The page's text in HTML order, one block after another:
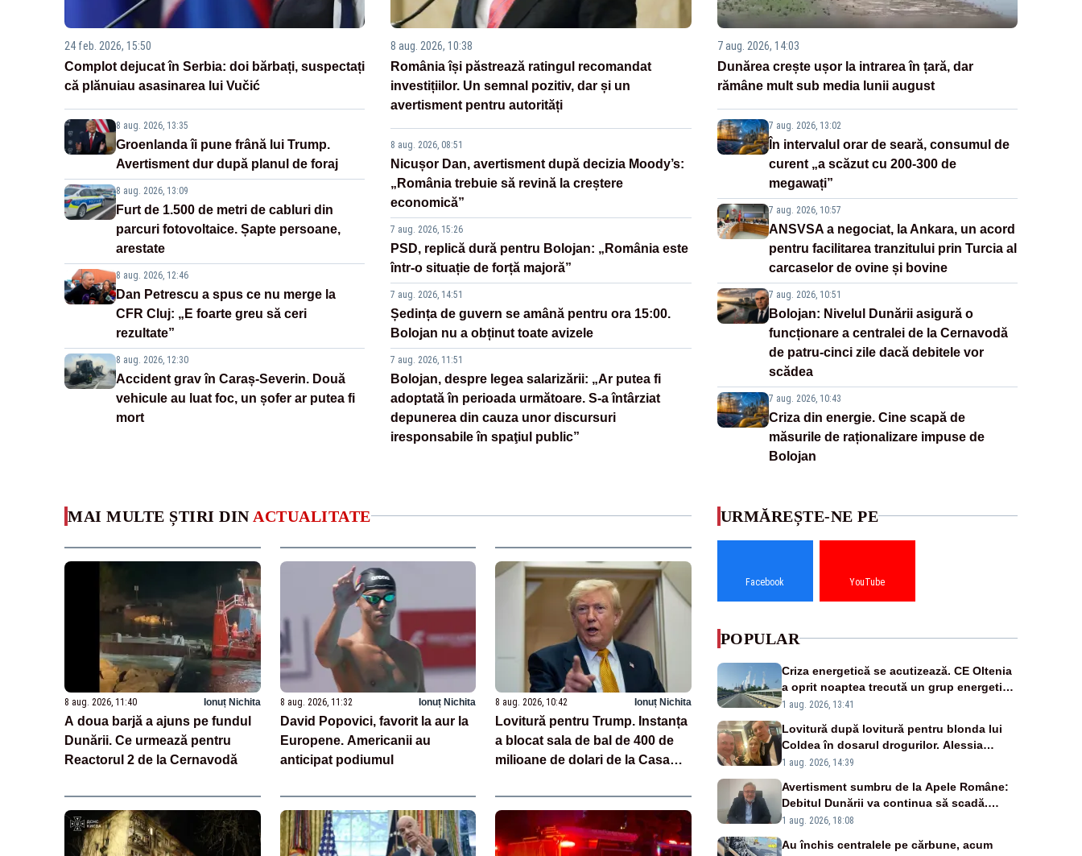
24 feb. 2026, 15:50
Complot dejucat în Serbia: doi bărbați, suspectați
că plănuiau asasinarea lui Vučić
8 aug. 2026, 13:35
Groenlanda îi pune frână lui Trump.
Avertisment dur după planul de foraj
8 aug. 2026, 13:09
Furt de 1.500 de metri de cabluri din
parcuri fotovoltaice. Șapte persoane,
arestate
8 aug. 2026, 12:46
Dan Petrescu a spus ce nu merge la
CFR Cluj: „E foarte greu să ceri
rezultate”
8 aug. 2026, 12:30
Accident grav în Caraș-Severin. Două
vehicule au luat foc, un șofer ar putea fi
mort
8 aug. 2026, 10:38
România își păstrează ratingul recomandat
investițiilor. Un semnal pozitiv, dar și un
avertisment pentru autorități
8 aug. 2026, 08:51
Nicușor Dan, avertisment după decizia Moody’s:
„România trebuie să revină la creștere
economică”
7 aug. 2026, 15:26
PSD, replică dură pentru Bolojan: „România este
într-o situație de forță majoră”
7 aug. 2026, 14:51
Ședința de guvern se amână pentru ora 15:00.
Bolojan nu a obținut toate avizele
7 aug. 2026, 11:51
Bolojan, despre legea salarizării: „Ar putea fi
adoptată în perioada următoare. S-a întârziat
depunerea din cauza unor discursuri
iresponsabile în spaţiul public”
7 aug. 2026, 14:03
Dunărea crește ușor la intrarea în țară, dar
rămâne mult sub media lunii august
7 aug. 2026, 13:02
În intervalul orar de seară, consumul de
curent „a scăzut cu 200-300 de
megawați”
7 aug. 2026, 10:57
ANSVSA a negociat, la Ankara, un acord
pentru facilitarea tranzitului prin Turcia al
carcaselor de ovine și bovine
7 aug. 2026, 10:51
Bolojan: Nivelul Dunării asigură o
funcționare a centralei de la Cernavodă
de patru-cinci zile dacă debitele vor
scădea
7 aug. 2026, 10:43
Criza din energie. Cine scapă de
măsurile de raționalizare impuse de
Bolojan
MAI MULTE ȘTIRI DIN ACTUALITATE
8 aug. 2026, 11:40 Ionuț Nichita
A doua barjă a ajuns pe fundul
Dunării. Ce urmează pentru
Reactorul 2 de la Cernavodă
8 aug. 2026, 11:32 Ionuț Nichita
David Popovici, favorit la aur la
Europene. Americanii au
anticipat podiumul
8 aug. 2026, 10:42 Ionuț Nichita
Lovitură pentru Trump. Instanța
a blocat sala de bal de 400 de
milioane de dolari de la Casa
URMĂREȘTE-NE PE
Facebook YouTube
POPULAR
Criza energetică se acutizează. CE Oltenia
a oprit noaptea trecută un grup energetic
de la Rovinari
1 aug. 2026, 13:41
Lovitură după lovitură pentru blonda lui
Coldea în dosarul drogurilor. Alessia
Păcuraru explică decizia magistraților
1 aug. 2026, 14:39
Avertisment sumbru de la Apele Române:
Debitul Dunării va continua să scadă.
Cernavodă s-ar putea închide în 4 zile
1 aug. 2026, 18:08
Au închis centralele pe cărbune, acum